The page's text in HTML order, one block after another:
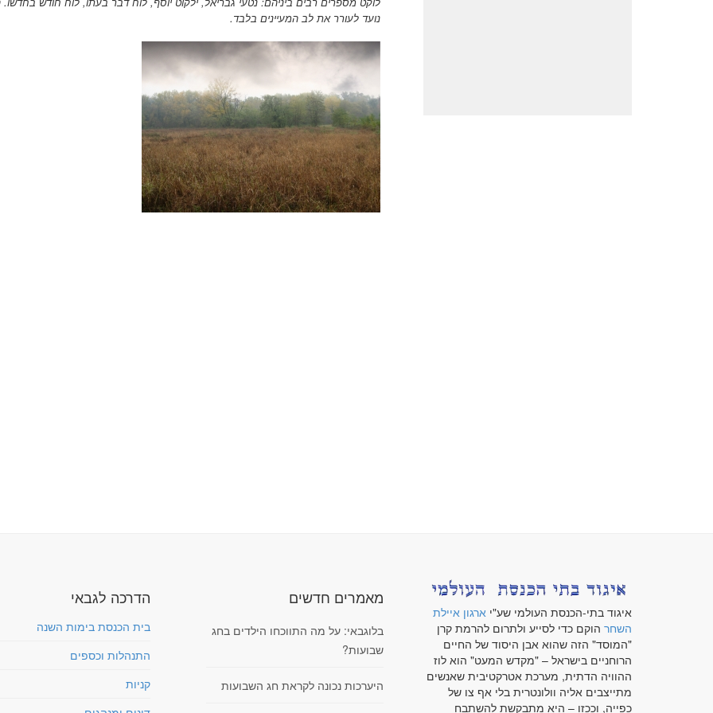
נועד לעורר את לב המעיינים בלבד.
איגוד בתי-הכנסת העולמי שע"י ארגון איילת
השחר הוקם כדי לסייע ולתרום להרמת קרן
"המוסד" הזה שהוא אבן היסוד של החיים
הרוחניים בישראל – "מקדש המעט" הוא לוז
ההוויה הדתית, מערכת אטרקטיבית שאנשים
מתייצבים אליה וולונטרית בלי אף צו של
כפייה, וככזו – היא מתבקשת להשתבח
מאמרים חדשים
בלוגבאי: על מה התווכחו הילדים בחג
שבועות?
היערכות נכונה לקראת חג השבועות
הדרכה לגבאי
בית הכנסת בימות השנה
התנהלות וכספים
קניות